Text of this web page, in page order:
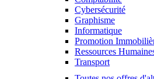
Cybersécurité
Graphisme
Informatique
Promotion
Ressources
Transport